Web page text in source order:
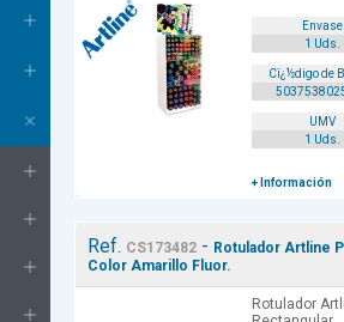
Envase
1 Uds.
Cï¿½digo de
UMV
1 Uds.
+ Información
Ref. CS173482- Rotulador Artline
Color Amarillo Fluor.
Rotulador